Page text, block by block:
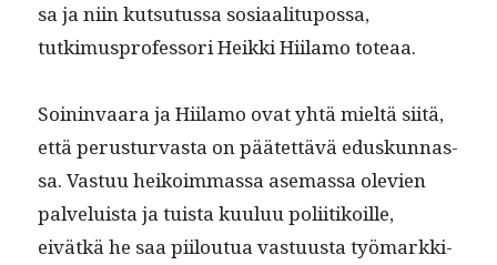
sa ja niin kut­su­tus­sa sosi­aal­i­tu­pos­sa,
tutkimus­pro­fes­sori Heik­ki Hiil­amo toteaa.
Soin­in­vaara ja Hiil­amo ovat yhtä mieltä siitä,
että perus­tur­vas­ta on päätet­tävä eduskun­nas­
sa. Vas­tuu heikoim­mas­sa ase­mas­sa ole­vien
palveluista ja tuista kuu­luu poli­itikoille,
eivätkä he saa piiloutua vas­tu­us­ta työ­markki­